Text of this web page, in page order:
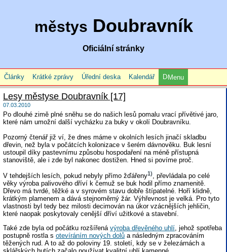
městys Doubravník
Oficiální stránky
Články Krátké zprávy Úřední deska Kalendář Menu
Lesy městyse Doubravník [17]
07.03.2010
Po dlouhé zimě plné sněhu se do našich lesů pomalu vrací přívětivé jaro,
které nám umožní další vycházku za buky v okolí Doubravníku.
Pozorný čtenář již ví, že dnes máme v okolních lesích jinačí skladbu
dřevin, než byla v počátcích kolonizace v šerém dávnověku. Buk lesní
ustoupil díky pastevnímu způsobu hospodaření na méně přístupná
stanoviště, ale i zde byl nakonec dostižen. Hned si povíme proč.
V tehdejších lesích, pokud nebyly přímo žďářeny1), převládala po celé
věky výroba palivového dříví k čemuž se buk hodil přímo znamenitě.
Dřevo má tvrdé, těžké a v syrovém stavu dobře štípatelné. Hoří klidně,
krátkým plamenem a dává stejnoměrný žár. Výhřevnost je velká. Pro tyto
vlastnosti byl tedy bez milosti decimován na úkor vzácnějších jehličin,
které naopak poskytovaly cenější dříví užitkové a stavební.
Také zde byla od počátku rozšířená výroba dřevěného uhlí, jehož spotřeba
postupně rostla s otevíráním nových dolů a následným zpracováním
těžených rud. A to až do poloviny 19. století, kdy se v železárnách a